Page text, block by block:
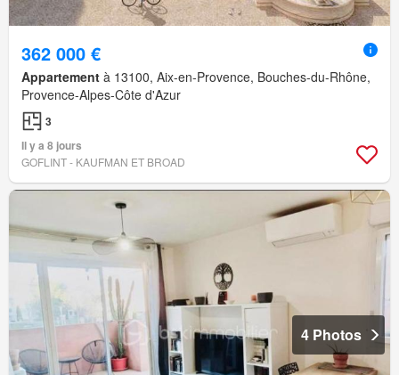
362 000 €
Appartement à 13100, Aix-en-Provence, Bouches-du-Rhône,
Provence-Alpes-Côte d'Azur
3
Il y a 8 jours
GOFLINT - KAUFMAN ET BROAD
4 Photos